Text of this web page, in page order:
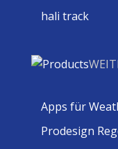
hali track
Apps für
Prodesign